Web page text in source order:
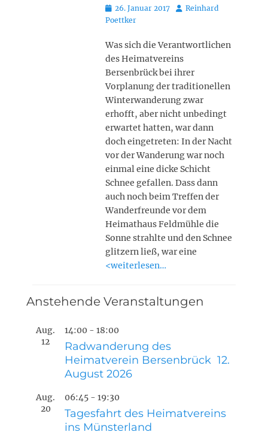
Posted
on
26. Januar 2017 AutorReinhard
Poettker
Was sich die Verantwortlichen
des Heimatvereins
Bersenbrück bei ihrer
Vorplanung der traditionellen
Winterwanderung zwar
erhofft, aber nicht unbedingt
erwartet hatten, war dann
doch eingetreten: In der Nacht
vor der Wanderung war noch
einmal eine dicke Schicht
Schnee gefallen. Dass dann
auch noch beim Treffen der
Wanderfreunde vor dem
Heimathaus Feldmühle die
Sonne strahlte und den Schnee
glitzern ließ, war eine
<weiterlesen…
Anstehende Veranstaltungen
Aug.
12
14:00 - 18:00
Radwanderung des
Heimatverein Bersenbrück 12.
August 2026
Aug.
20
06:45 - 19:30
Tagesfahrt des Heimatvereins
ins Münsterland